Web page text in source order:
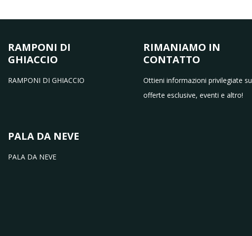
RAMPONI DI
GHIACCIO
RAMPONI DI GHIACCIO
PALA DA NEVE
PALA DA NEVE
RIMANIAMO IN
CONTATTO
Ottieni informazioni privilegiate su
offerte esclusive, eventi e altro!